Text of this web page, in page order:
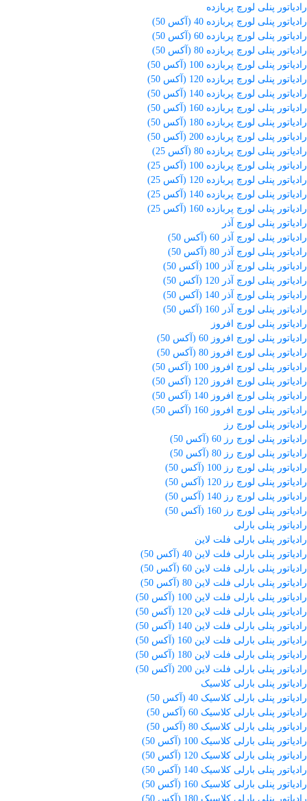
رادیاتور پنلی لورچ پربازده
رادیاتور پنلی لورچ پربازده 40 (آکس 50)
رادیاتور پنلی لورچ پربازده 60 (آکس 50)
رادیاتور پنلی لورچ پربازده 80 (آکس 50)
رادیاتور پنلی لورچ پربازده 100 (آکس 50)
رادیاتور پنلی لورچ پربازده 120 (آکس 50)
رادیاتور پنلی لورچ پربازده 140 (آکس 50)
رادیاتور پنلی لورچ پربازده 160 (آکس 50)
رادیاتور پنلی لورچ پربازده 180 (آکس 50)
رادیاتور پنلی لورچ پربازده 200 (آکس 50)
رادیاتور پنلی لورچ پربازده 80 (آکس 25)
رادیاتور پنلی لورچ پربازده 100 (آکس 25)
رادیاتور پنلی لورچ پربازده 120 (آکس 25)
رادیاتور پنلی لورچ پربازده 140 (آکس 25)
رادیاتور پنلی لورچ پربازده 160 (آکس 25)
رادیاتور پنلی لورچ آذر
رادیاتور پنلی لورچ آذر 60 (آکس 50)
رادیاتور پنلی لورچ آذر 80 (آکس 50)
رادیاتور پنلی لورچ آذر 100 (آکس 50)
رادیاتور پنلی لورچ آذر 120 (آکس 50)
رادیاتور پنلی لورچ آذر 140 (آکس 50)
رادیاتور پنلی لورچ آذر 160 (آکس 50)
رادیاتور پنلی لورچ افروز
رادیاتور پنلی لورچ افروز 60 (آکس 50)
رادیاتور پنلی لورچ افروز 80 (آکس 50)
رادیاتور پنلی لورچ افروز 100 (آکس 50)
رادیاتور پنلی لورچ افروز 120 (آکس 50)
رادیاتور پنلی لورچ افروز 140 (آکس 50)
رادیاتور پنلی لورچ افروز 160 (آکس 50)
رادیاتور پنلی لورچ رز
رادیاتور پنلی لورچ رز 60 (آکس 50)
رادیاتور پنلی لورچ رز 80 (آکس 50)
رادیاتور پنلی لورچ رز 100 (آکس 50)
رادیاتور پنلی لورچ رز 120 (آکس 50)
رادیاتور پنلی لورچ رز 140 (آکس 50)
رادیاتور پنلی لورچ رز 160 (آکس 50)
رادیاتور پنلی بارلی
رادیاتور پنلی بارلی فلت لاین
رادیاتور پنلی بارلی فلت لاین 40 (آکس 50)
رادیاتور پنلی بارلی فلت لاین 60 (آکس 50)
رادیاتور پنلی بارلی فلت لاین 80 (آکس 50)
رادیاتور پنلی بارلی فلت لاین 100 (آکس 50)
رادیاتور پنلی بارلی فلت لاین 120 (آکس 50)
رادیاتور پنلی بارلی فلت لاین 140 (آکس 50)
رادیاتور پنلی بارلی فلت لاین 160 (آکس 50)
رادیاتور پنلی بارلی فلت لاین 180 (آکس 50)
رادیاتور پنلی بارلی فلت لاین 200 (آکس 50)
رادیاتور پنلی بارلی کلاسیک
رادیاتور پنلی بارلی کلاسیک 40 (آکس 50)
رادیاتور پنلی بارلی کلاسیک 60 (آکس 50)
رادیاتور پنلی بارلی کلاسیک 80 (آکس 50)
رادیاتور پنلی بارلی کلاسیک 100 (آکس 50)
رادیاتور پنلی بارلی کلاسیک 120 (آکس 50)
رادیاتور پنلی بارلی کلاسیک 140 (آکس 50)
رادیاتور پنلی بارلی کلاسیک 160 (آکس 50)
رادیاتور پنلی بارلی کلاسیک 180 (آکس 50)